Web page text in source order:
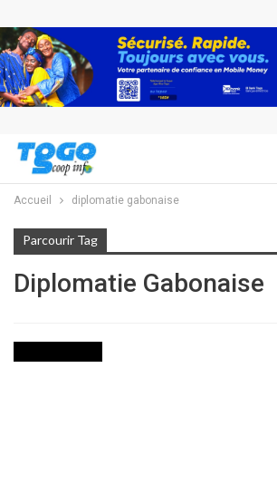
Accueil diplomatie gabonaise
Parcourir Tag
Diplomatie Gabonaise